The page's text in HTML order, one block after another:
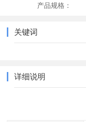
产品规格：
关键词
详细说明